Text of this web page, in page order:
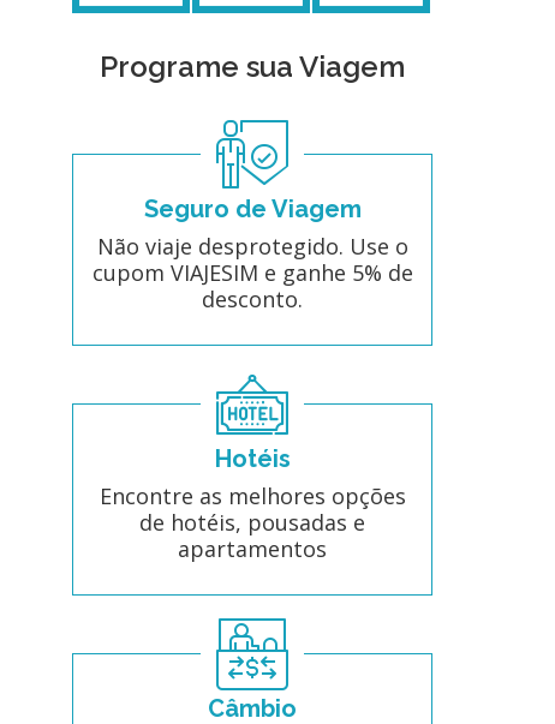
Programe sua Viagem
Seguro de Viagem
Não viaje desprotegido. Use o
cupom VIAJESIM e ganhe 5% de
desconto.
Hotéis
Encontre as melhores opções
de hotéis, pousadas e
apartamentos
Câmbio